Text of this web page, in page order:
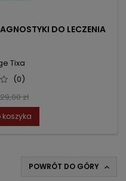
DO LECZENIA
Tixa
(0)
zł
POWRÓT DO GÓRY 